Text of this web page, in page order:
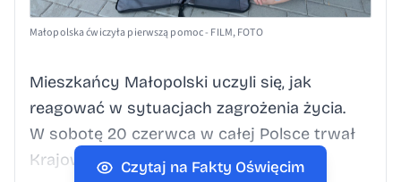
Małopolska ćwiczyła pierwszą pomoc - FILM, FOTO
Mieszkańcy Małopolski uczyli się, jak
reagować w sytuacjach zagrożenia życia.
W sobotę 20 czerwca w całej Polsce trwał
Krajowy Trening Pierwszej Pomocy
Czytaj na Fakty Oświęcim